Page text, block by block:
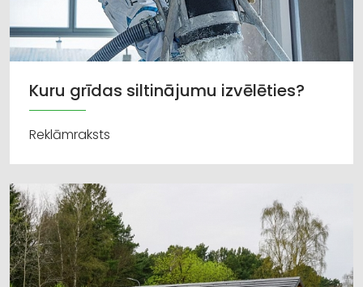
Kuru grīdas siltinājumu izvēlēties?
Reklāmraksts